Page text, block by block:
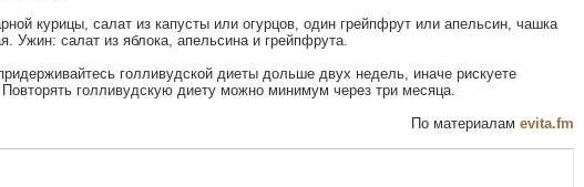
курицы, салат из капусты или огурцов, один грейпфрут или апельсин, чашка
Ужин: салат из яблока, апельсина и грейпфрута.
голливудской диеты дольше двух недель, иначе рискуете
голливудскую диету можно минимум через три месяца.
По материалам evita.fm